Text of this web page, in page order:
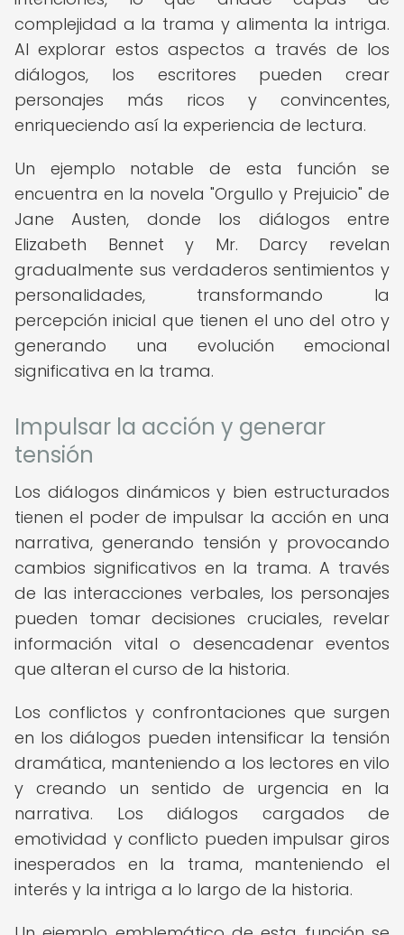
complejidad a la trama y alimenta la intriga.
Al explorar estos aspectos a través de los
diálogos, los escritores pueden crear
personajes más ricos y convincentes,
enriqueciendo así la experiencia de lectura.
Un ejemplo notable de esta función se
encuentra en la novela "Orgullo y Prejuicio" de
Jane Austen, donde los diálogos entre
Elizabeth Bennet y Mr. Darcy revelan
gradualmente sus verdaderos sentimientos y
personalidades, transformando la
percepción inicial que tienen el uno del otro y
generando una evolución emocional
significativa en la trama.
Impulsar la acción y generar
tensión
Los diálogos dinámicos y bien estructurados
tienen el poder de impulsar la acción en una
narrativa, generando tensión y provocando
cambios significativos en la trama. A través
de las interacciones verbales, los personajes
pueden tomar decisiones cruciales, revelar
información vital o desencadenar eventos
que alteran el curso de la historia.
Los conflictos y confrontaciones que surgen
en los diálogos pueden intensificar la tensión
dramática, manteniendo a los lectores en vilo
y creando un sentido de urgencia en la
narrativa. Los diálogos cargados de
emotividad y conflicto pueden impulsar giros
inesperados en la trama, manteniendo el
interés y la intriga a lo largo de la historia.